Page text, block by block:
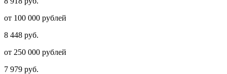
от 100 000 рублей
8 448 руб.
от 250 000 рублей
7 979 руб.